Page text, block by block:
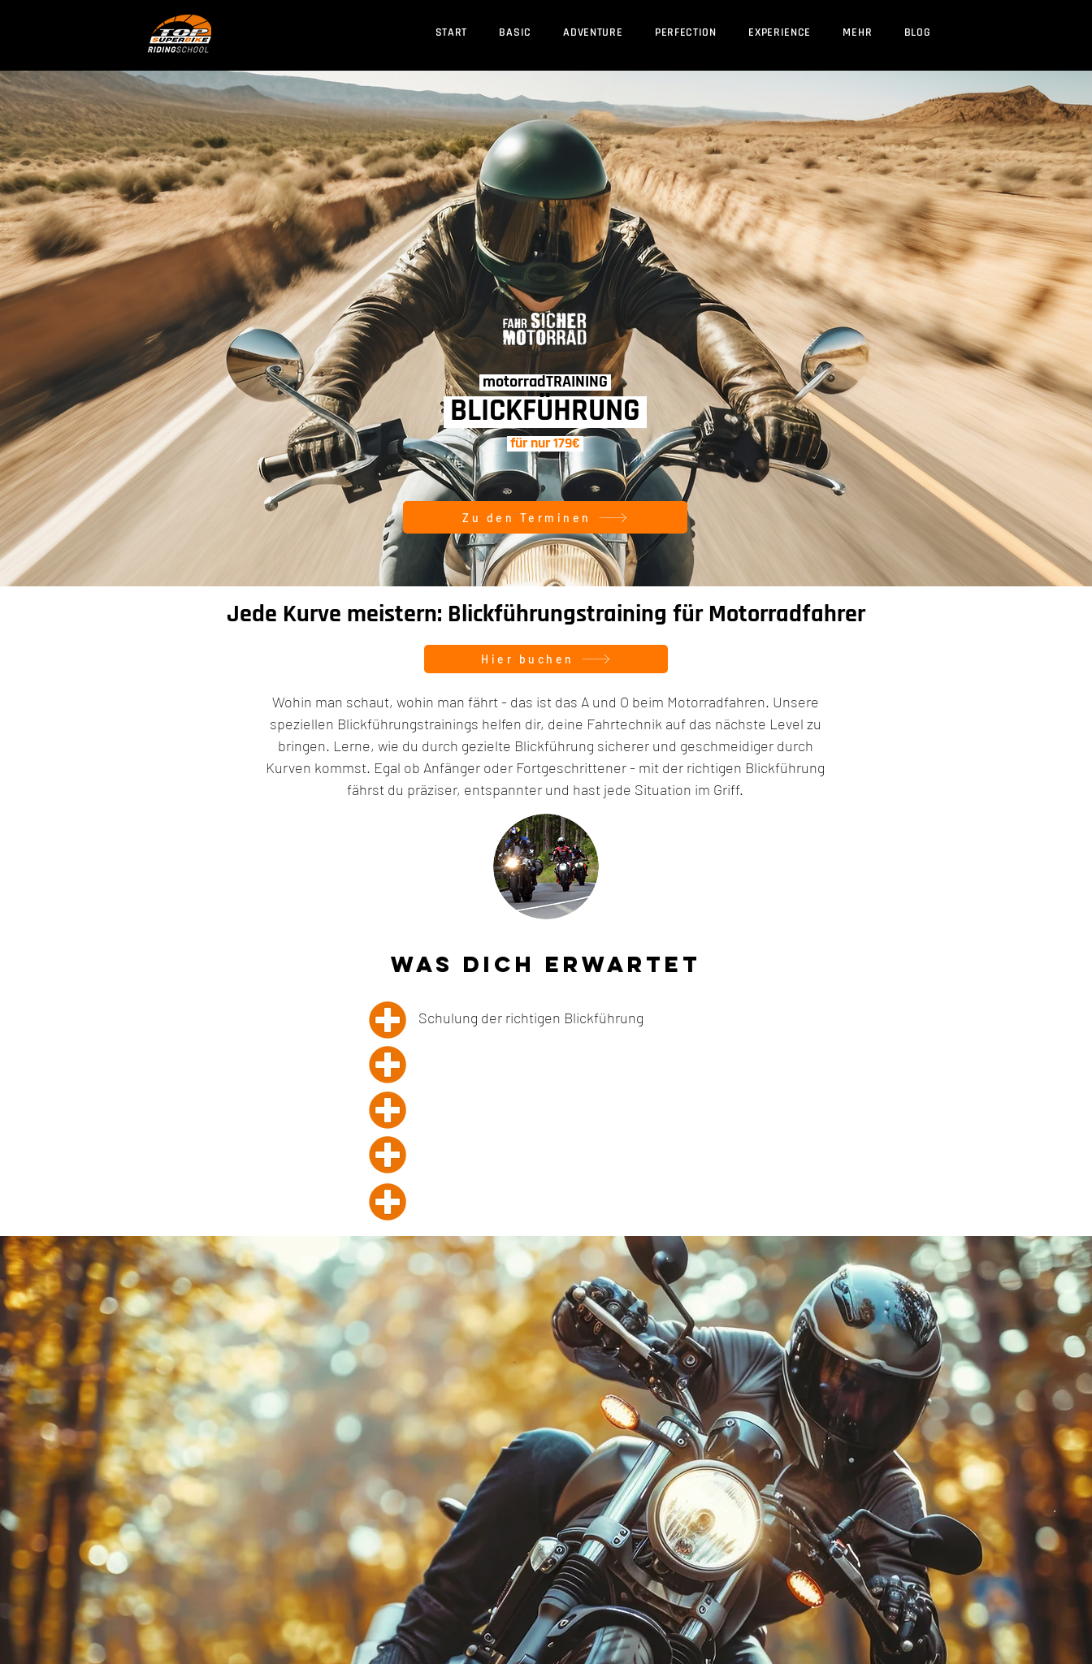
START BASIC ADVENTURE PERFECTION EXPERIENCE MEHR BLOG
motorradTRAINING
BLICKFÜHRUNG
für nur 179€
Zu den Terminen
Jede Kurve meistern: Blickführungstraining für Motorradfahrer
Hier buchen
Wohin man schaut, wohin man fährt - das ist das A und O beim Motorradfahren. Unsere
speziellen Blickführungstrainings helfen dir, deine Fahrtechnik auf das nächste Level zu
bringen. Lerne, wie du durch gezielte Blickführung sicherer und geschmeidiger durch
Kurven kommst. Egal ob Anfänger oder Fortgeschrittener - mit der richtigen Blickführung
fährst du präziser, entspannter und hast jede Situation im Griff.
Was dich erwartet
Schulung der richtigen Blickführung